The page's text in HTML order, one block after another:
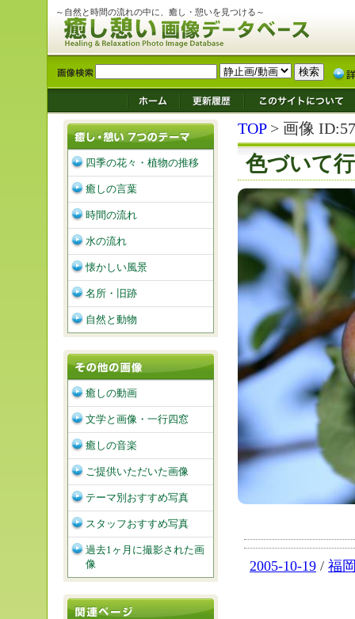
～自然と時間の流れの中に、癒し・憩いを見つける～
TOP> 画像
色づいて
2005-10-19 / 福
四季の花々・植物の推移
癒しの言葉
時間の流れ
水の流れ
懐かしい風景
名所・旧跡
自然と動物
癒しの動画
文学と画像・一行四窓
癒しの音楽
ご提供いただいた画像
テーマ別おすすめ写真
スタッフおすすめ写真
過去1ヶ月に撮影された画
像